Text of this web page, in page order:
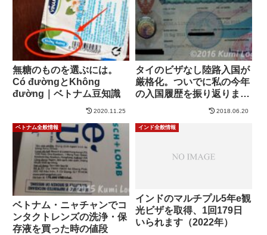
無糖のものを選ぶには。
Có đườngとKhông
đường｜ベトナム豆知識
2020.11.25
タイのビザなし陸路入国が
厳格化。ついでに私の今年
の入国履歴を振り返りまし
2018.06.20
ベトナム全般情報
ベトナム・ニャチャンでコ
ンタクトレンズの洗浄・保
存液を買った時の値段
インド全般情報
インドのマルチプル5年e観
光ビザを取得、1回179日
いられます（2022年）